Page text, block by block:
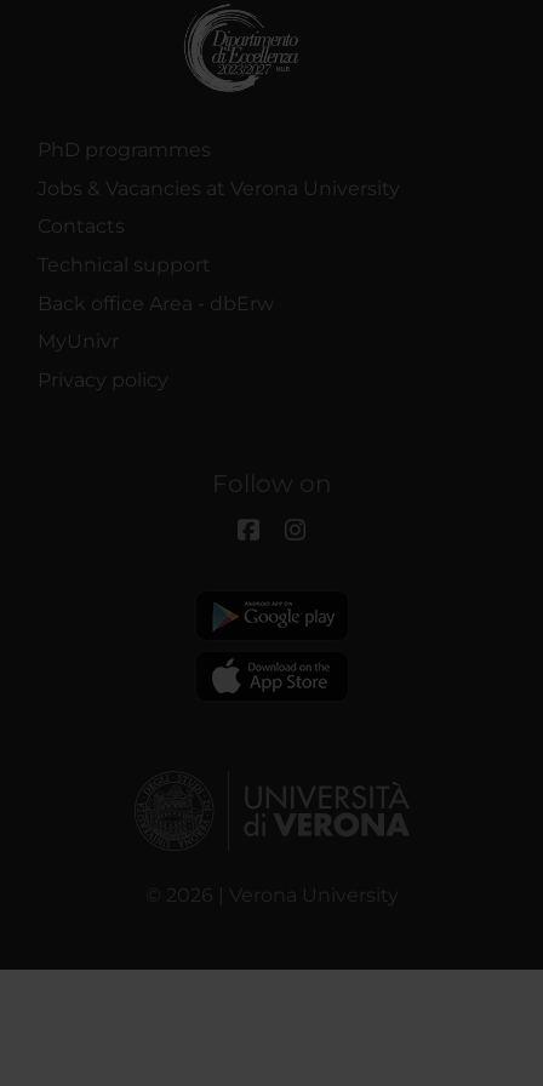
PhD programmes
Jobs & Vacancies at Verona University
Contacts
Technical support
Back office Area - dbErw
MyUnivr
Privacy policy
Follow on
© 2026 | Verona University